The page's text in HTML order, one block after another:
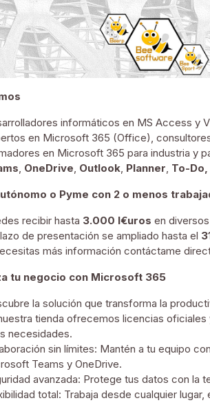
informáticos en MS Access y
en Microsoft 365 (Office),
en Microsoft 365 para industria y
OneDrive Outlook Planner To-
o Pyme con 2 o menos
recibir hasta 3.000 l€uros en
de presentación se ampliado hasta el
más información contáctame
tu negocio con Microsoft 365
la solución que transforma la
tienda ofrecemos licencias
necesidades.
sin límites: Mantén a tu equipo
Teams y OneDrive.
avanzada: Protege tus datos con la
total: Trabaja desde cualquier